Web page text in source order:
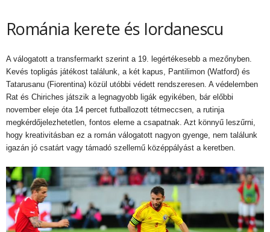
Románia kerete és Iordanescu
A válogatott a transfermarkt szerint a 19. legértékesebb a mezőnyben.
Kevés topligás játékost találunk, a két kapus, Pantilimon (Watford) és
Tatarusanu (Fiorentina) közül utóbbi védett rendszeresen. A védelemben
Rat és Chiriches játszik a legnagyobb ligák egyikében, bár előbbi
november eleje óta 14 percet futballozott tétmeccsen, a rutinja
megkérdőjelezhetetlen, fontos eleme a csapatnak. Azt könnyű leszűrni,
hogy kreativitásban ez a román válogatott nagyon gyenge, nem találunk
igazán jó csatárt vagy támadó szellemű középpályást a keretben.